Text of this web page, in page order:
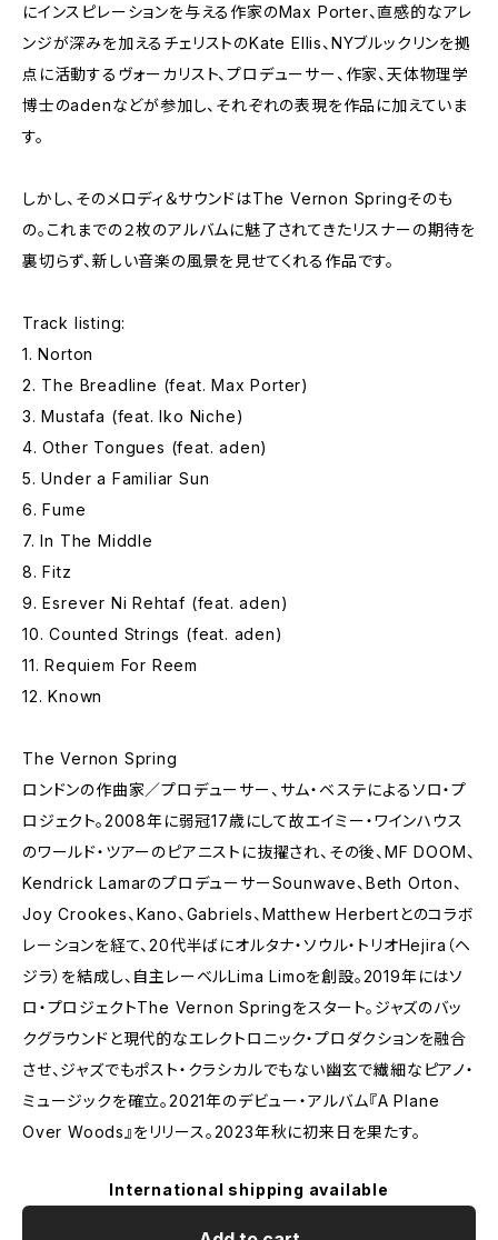
にインスピレーションを与える作家のMax Porter、直感的なアレ
ンジが深みを加えるチェリストのKate Ellis、NYブルックリンを拠
点に活動するヴォーカリスト、プロデューサー、作家、天体物理学
博士のadenなどが参加し、それぞれの表現を作品に加えていま
す。
しかし、そのメロディ＆サウンドはThe Vernon Springそのも
の。これまでの２枚のアルバムに魅了されてきたリスナーの期待を
裏切らず、新しい音楽の風景を見せてくれる作品です。
Track listing:
1. Norton
2. The Breadline (feat. Max Porter)
3. Mustafa (feat. Iko Niche)
4. Other Tongues (feat. aden)
5. Under a Familiar Sun
6. Fume
7. In The Middle
8. Fitz
9. Esrever Ni Rehtaf (feat. aden)
10. Counted Strings (feat. aden)
11. Requiem For Reem
12. Known
The Vernon Spring
ロンドンの作曲家／プロデューサー、サム・ベステによるソロ・プ
ロジェクト。2008年に弱冠17歳にして故エイミー・ワインハウス
のワールド・ツアーのピアニストに抜擢され、その後、MF DOOM、
Kendrick LamarのプロデューサーSounwave、Beth Orton、
Joy Crookes、Kano、Gabriels、Matthew Herbertとのコラボ
レーションを経て、20代半ばにオルタナ・ソウル・トリオHejira（ヘ
ジラ）を結成し、自主レーベルLima Limoを創設。2019年にはソ
ロ・プロジェクトThe Vernon Springをスタート。ジャズのバッ
クグラウンドと現代的なエレクトロニック・プロダクションを融合
させ、ジャズでもポスト・クラシカルでもない幽玄で繊細なピアノ・
ミュージックを確立。2021年のデビュー・アルバム『A Plane
Over Woods』をリリース。2023年秋に初来日を果たす。
International shipping available